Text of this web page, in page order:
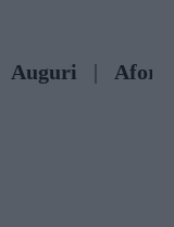
Auguri |